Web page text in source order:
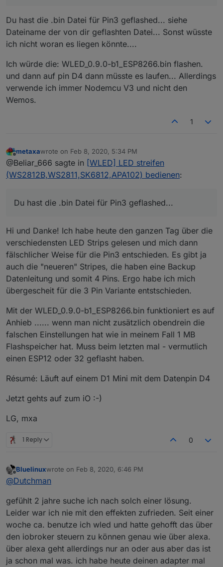
WLED Wiki:
Connect a WS2812B-compatible RGB(W) led strip
to GPIO2 (NodeMCU/Wemos pin D4).
Tut aber nicht bei mir :-(
Du hast die .bin Datei für Pin3 geflashed... siehe
Dateiname der von dir geflashten Datei... Sonst wüsste
ich nicht woran es liegen könnte....
Ich würde die: WLED_0.9.0-b1_ESP8266.bin flashen.
und dann auf pin D4 dann müsste es laufen... Allerdings
verwende ich immer Nodemcu V3 und nicht den
Wemos.
1
Offline
metaxawrote on Feb 8, 2020, 5:34 PM
last edited by
@Beliar_666 sagte in [WLED] LED streifen
(WS2812B,WS2811,SK6812,APA102) bedienen:
Du hast die .bin Datei für Pin3 geflashed...
Hi und Danke! Ich habe heute den ganzen Tag über die
verschiedensten LED Strips gelesen und mich dann
fälschlicher Weise für die Pin3 entschieden. Es gibt ja
auch die "neueren" Stripes, die haben eine Backup
Datenleitung und somit 4 Pins. Ergo habe ich mich
übergescheit für die 3 Pin Variante entstschieden.
Mit der WLED_0.9.0-b1_ESP8266.bin funktioniert es auf
Anhieb ...... wenn man nicht zusätzlich obendrein die
falschen Einstellungen hat wie in meinem Fall 1 MB
Flashspeicher hat. Muss beim letzten mal - vermutlich
einen ESP12 oder 32 geflasht haben.
Résumé: Läuft auf einem D1 Mini mit dem Datenpin D4
Jetzt gehts auf zum iO :-)
LG, mxa
1 Reply 0
Offline
Bluelinuxwrote on Feb 8, 2020, 6:46 PM
last edited by
@Dutchman
gefühlt 2 jahre suche ich nach solch einer lösung.
Leider war ich nie mit den effekten zufrieden. Seit einer
woche ca. benutze ich wled und hatte gehofft das über
den iobroker steuern zu können genau wie über alexa.
über alexa geht allerdings nur an oder aus aber das ist
ja schon mal was. ich habe heute deinen adapter mal